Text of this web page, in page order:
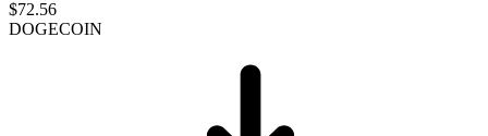
$72.56
DOGECOIN